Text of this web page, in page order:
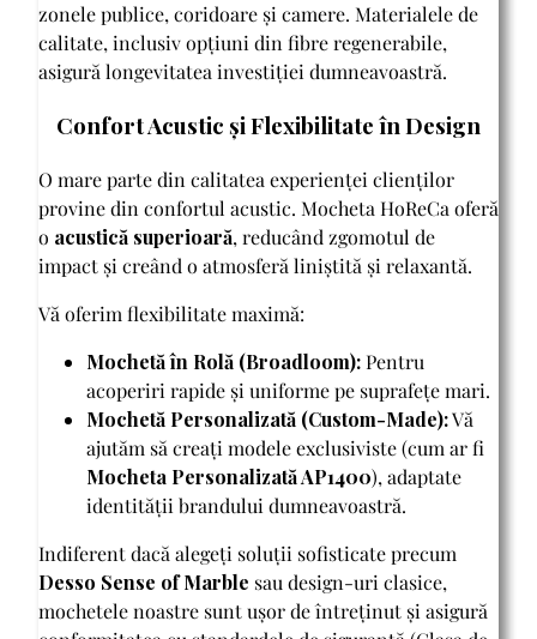
zonele publice, coridoare și camere. Materialele de
calitate, inclusiv opțiuni din fibre regenerabile,
asigură longevitatea investiției dumneavoastră.
Confort Acustic și Flexibilitate în Design
O mare parte din calitatea experienței clienților
provine din confortul acustic. Mocheta HoReCa oferă
o acustică superioară, reducând zgomotul de
impact și creând o atmosferă liniștită și relaxantă.
Vă oferim flexibilitate maximă:
Mochetă în Rolă (Broadloom):Pentru
acoperiri rapide și uniforme pe suprafețe mari.
Mochetă Personalizată (Custom-Made):Vă
ajutăm să creați modele exclusiviste (cum ar fi
Mocheta Personalizată AP1400), adaptate
identității brandului dumneavoastră.
Indiferent dacă alegeți soluții sofisticate precum
Desso Sense of Marble sau design-uri clasice,
mochetele noastre sunt ușor de întreținut și asigură